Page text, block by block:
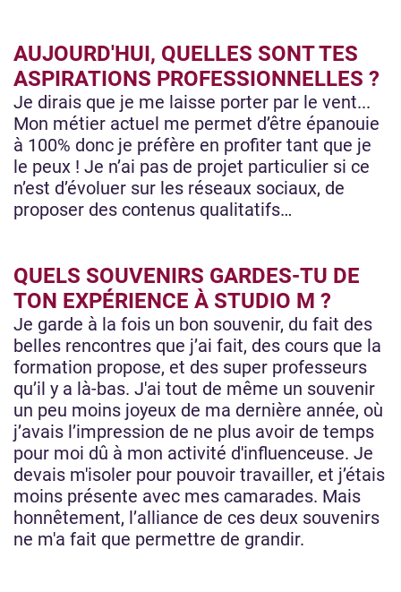
AUJOURD'HUI, QUELLES SONT TES
ASPIRATIONS PROFESSIONNELLES ?
Je dirais que je me laisse porter par le vent...
Mon métier actuel me permet d’être épanouie
à 100% donc je préfère en profiter tant que je
le peux ! Je n’ai pas de projet particulier si ce
n’est d’évoluer sur les réseaux sociaux, de
proposer des contenus qualitatifs…
QUELS SOUVENIRS GARDES-TU DE
TON EXPÉRIENCE À STUDIO M ?
Je garde à la fois un bon souvenir, du fait des
belles rencontres que j’ai fait, des cours que la
formation propose, et des super professeurs
qu’il y a là-bas. J'ai tout de même un souvenir
un peu moins joyeux de ma dernière année, où
j’avais l’impression de ne plus avoir de temps
pour moi dû à mon activité d'influenceuse. Je
devais m'isoler pour pouvoir travailler, et j’étais
moins présente avec mes camarades. Mais
honnêtement, l’alliance de ces deux souvenirs
ne m'a fait que permettre de grandir.